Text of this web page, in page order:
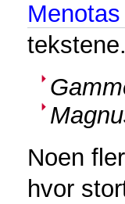
Noen
hvor